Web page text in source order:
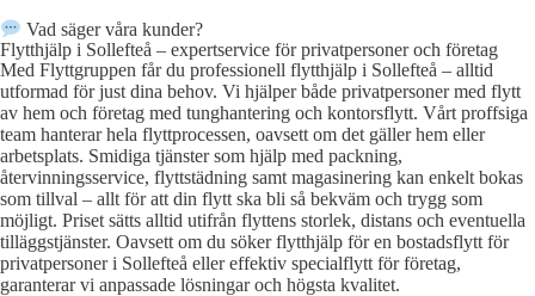
Vad säger våra kunder?
Flytthjälp i Sollefteå – expertservice för privatpersoner och företag
Med Flyttgruppen får du professionell flytthjälp i Sollefteå – alltid
utformad för just dina behov. Vi hjälper både privatpersoner med flytt
av hem och företag med tunghantering och kontorsflytt. Vårt proffsiga
team hanterar hela flyttprocessen, oavsett om det gäller hem eller
arbetsplats. Smidiga tjänster som hjälp med packning,
återvinningsservice, flyttstädning samt magasinering kan enkelt bokas
som tillval – allt för att din flytt ska bli så bekväm och trygg som
möjligt. Priset sätts alltid utifrån flyttens storlek, distans och eventuella
tilläggstjänster. Oavsett om du söker flytthjälp för en bostadsflytt för
privatpersoner i Sollefteå eller effektiv specialflytt för företag,
garanterar vi anpassade lösningar och högsta kvalitet.